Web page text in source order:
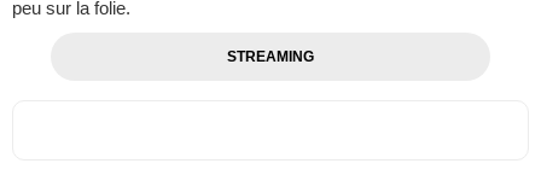
peu sur la folie.
STREAMING